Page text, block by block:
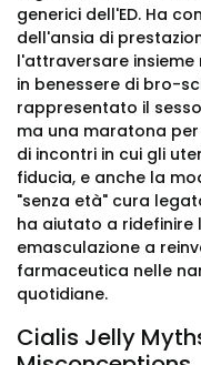
generici dell'ED. Ha
dell'ansia di
l'attraversare
in benessere di bro-
rappresentato il
ma una maratona
di incontri in cui gli
fiducia, e anche la
"senza età" cura
ha aiutato a ridefinire
emasculazione a
farmaceutica nelle
quotidiane.
Cialis Jelly